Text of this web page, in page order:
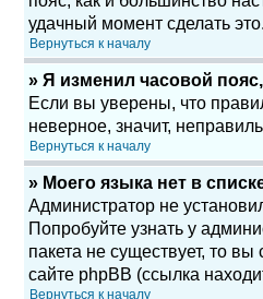
удачный момент сделать это.
Вернуться к началу
» Я изменил часовой
Если вы уверены, что
неверное, значит,
Вернуться к началу
» Моего языка нет в
Администратор не
Попробуйте узнать у
пакета не существует, то
сайте phpBB (ссылка
Вернуться к началу